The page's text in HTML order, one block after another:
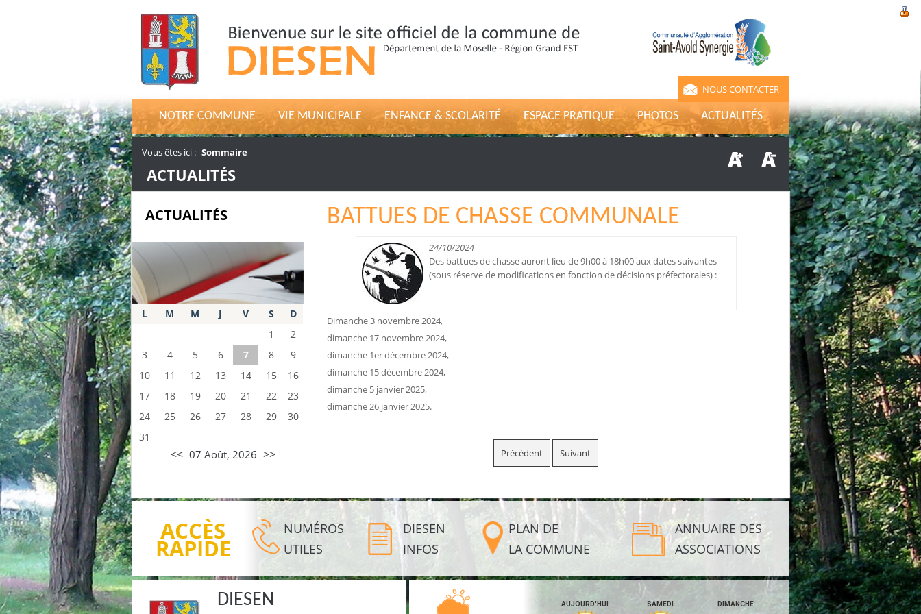
NOUS CONTACTER
NOTRE COMMUNE VIE MUNICIPALE ENFANCE & SCOLARITÉ ESPACE PRATIQUE PHOTOS ACTUALITÉS
Vous êtes ici : Sommaire
/ ACTUALITÉS
ACTUALITÉS
L M M J V S
D
1
2
3
4 5 6 7 8
9
10
11 12 13 14 15
16
17
18 19 20 21 22
23
24
25 26 27 28 29
30
31
<< 07 Août, 2026 >>
BATTUES DE CHASSE COMMUNALE
24/10/2024
Des battues de chasse auront lieu de 9h00 à 18h00 aux dates suivantes
(sous réserve de modifications en fonction de décisions préfectorales) :
Dimanche 3 novembre 2024,
dimanche 17 novembre 2024,
dimanche 1er décembre 2024,
dimanche 15 décembre 2024,
dimanche 5 janvier 2025,
dimanche 26 janvier 2025.
Précédent Suivant
ACCÈS
RAPIDE
NUMÉROS
UTILES
DIESEN
INFOS
PLAN DE
LA COMMUNE
ANNUAIRE DES
ASSOCIATIONS
DIESEN